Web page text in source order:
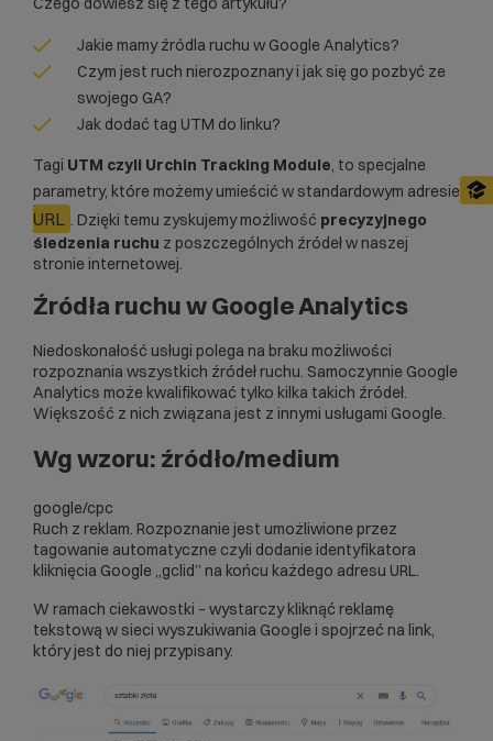
Jakie mamy źródla ruchu w Google Analytics?
Czym jest ruch nierozpoznany i jak się go pozbyć ze
swojego GA?
Jak dodać tag UTM do linku?
Tagi UTM czyli Urchin Tracking Module, to specjalne
parametry, które możemy umieścić w standardowym adresie
URL . Dzięki temu zyskujemy możliwość precyzyjnego
śledzenia ruchu z poszczególnych źródeł w naszej
stronie internetowej.
Źródła ruchu w Google Analytics
Niedoskonałość usługi polega na braku możliwości
rozpoznania wszystkich źródeł ruchu. Samoczynnie Google
Analytics może kwalifikować tylko kilka takich źródeł.
Większość z nich związana jest z innymi usługami Google.
Wg wzoru: źródło/medium
google/cpc
Ruch z reklam. Rozpoznanie jest umożliwione przez
tagowanie automatyczne czyli dodanie identyfikatora
kliknięcia Google „gclid” na końcu każdego adresu URL.
W ramach ciekawostki – wystarczy kliknąć reklamę
tekstową w sieci wyszukiwania Google i spojrzeć na link,
który jest do niej przypisany.